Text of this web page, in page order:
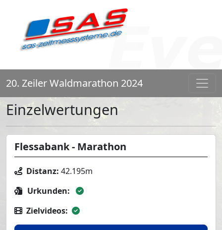
20. Zeiler Waldmarathon 2024
Einzelwertungen
Flessabank - Marathon
Distanz: 42.195m
Urkunden:
Zielvideos: